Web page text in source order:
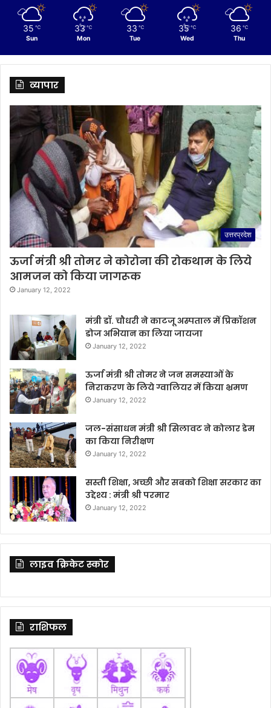
35 ℃
Sun
33 ℃
Mon
33 ℃
Tue
35 ℃
Wed
36 ℃
Thu
व्यापार
उत्तरप्रदेश
ऊर्जा मंत्री श्री तोमर ने कोरोना की रोकथाम के लिये
आमजन को किया जागरूक
January 12, 2022
मंत्री डॉ. चौधरी ने काटजू अस्पताल में प्रिकॉशन
डोज अभियान का लिया जायजा
January 12, 2022
ऊर्जा मंत्री श्री तोमर ने जन समस्याओं के
निराकरण के लिये ग्वालियर में किया भ्रमण
January 12, 2022
जल-संसाधन मंत्री श्री सिलावट ने कोलार डेम
का किया निरीक्षण
January 12, 2022
सस्ती शिक्षा, अच्छी और सबको शिक्षा सरकार का
उद्देश्य : मंत्री श्री परमार
January 12, 2022
लाइव क्रिकेट स्कोर
राशिफल